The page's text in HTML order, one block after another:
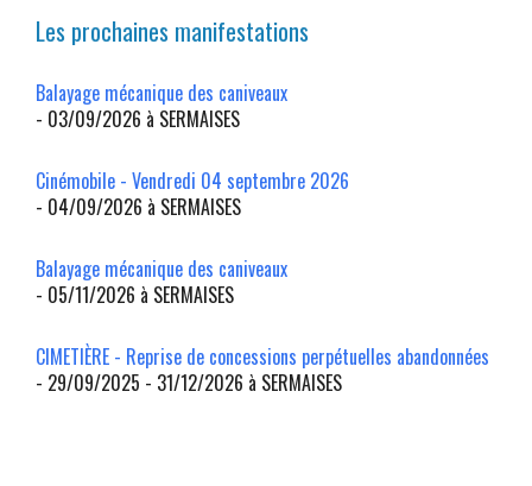
Les prochaines manifestations
Balayage mécanique des caniveaux
- 03/09/2026 à SERMAISES
Cinémobile - Vendredi 04 septembre 2026
- 04/09/2026 à SERMAISES
Balayage mécanique des caniveaux
- 05/11/2026 à SERMAISES
CIMETIÈRE - Reprise de concessions perpétuelles abandonnées
- 29/09/2025 - 31/12/2026 à SERMAISES